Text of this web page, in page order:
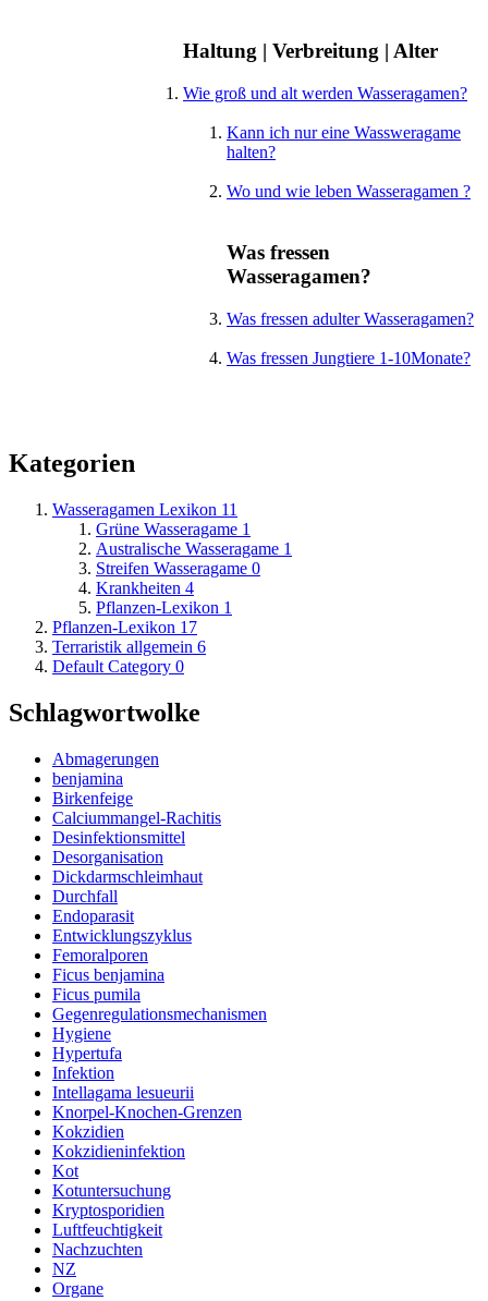
Haltung | Verbreitung | Alter
Wie groß und alt werden Wasseragamen?
Kann ich nur eine Wassweragame
halten?
Wo und wie leben Wasseragamen ?
Was fressen
Wasseragamen?
Was fressen adulter Wasseragamen?
Was fressen Jungtiere 1-10Monate?
Kategorien
Wasseragamen Lexikon 11
Grüne Wasseragame 1
Australische Wasseragame 1
Streifen Wasseragame 0
Krankheiten 4
Pflanzen-Lexikon 1
Pflanzen-Lexikon 17
Terraristik allgemein 6
Default Category 0
Schlagwortwolke
Abmagerungen
benjamina
Birkenfeige
Calciummangel-Rachitis
Desinfektionsmittel
Desorganisation
Dickdarmschleimhaut
Durchfall
Endoparasit
Entwicklungszyklus
Femoralporen
Ficus benjamina
Ficus pumila
Gegenregulationsmechanismen
Hygiene
Hypertufa
Infektion
Intellagama lesueurii
Knorpel-Knochen-Grenzen
Kokzidien
Kokzidieninfektion
Kot
Kotuntersuchung
Kryptosporidien
Luftfeuchtigkeit
Nachzuchten
NZ
Organe